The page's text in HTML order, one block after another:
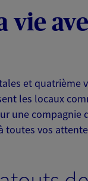
Sarl
exclusif AXA
Perpignan
vie
et
les locaux
une
toutes vos